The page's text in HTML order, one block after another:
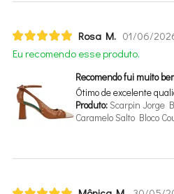
Rosa M. 01/06/
Eu recomendo esse produto.
Recomendo fui muito
Ótimo de excelente
Produto:Scarpin Jorge
Caramelo Salto Bloco